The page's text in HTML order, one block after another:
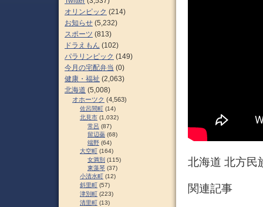
北海道 北方民
関連記事
オリンピック (214)
お知らせ (5,232)
スポーツ (813)
ドラえもん (102)
パラリンピック (149)
今月の宅配弁当 (0)
健康・福祉 (2,063)
北海道 (5,008)
オホーツク (4,563)
佐呂間町 (14)
北見市 (1,032)
常呂 (87)
留辺蘂 (68)
端野 (64)
大空町 (164)
女満別 (115)
東藻琴 (37)
小清水町 (12)
斜里町 (57)
津別町 (223)
清里町 (13)